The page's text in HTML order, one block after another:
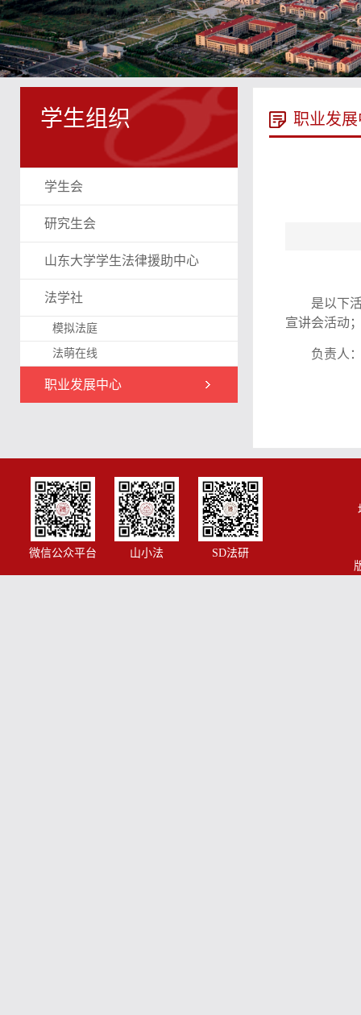
学生组织
学生会
研究生会
山东大学学生法律援助中心
法学社
模拟法庭
法萌在线
职业发展中心
职业发
是以下
宣讲会活动
负责人
微信公众平台 山小法 SD法研